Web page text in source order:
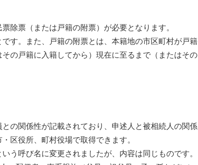
除票（または戸籍の附票）が必要となります。
す。また、戸籍の附票とは、本籍地の市区町村が戸籍
の戸籍に入籍してから）現在に至るまで（またはその
の関係性が記載されており、申述人と被相続人の関係
区役所、町村役場で取得できます。
う呼び名に変更されましたが、内容は同じものです。